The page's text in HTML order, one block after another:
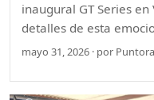
inaugural GT Series
detalles de esta
mayo 31, 2026 · por